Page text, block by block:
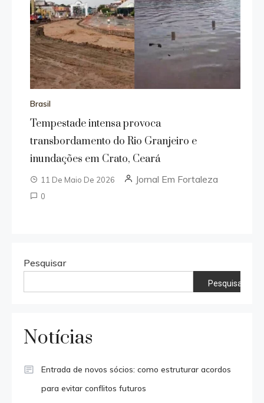
Brasil
Tempestade intensa provoca
transbordamento do Rio Granjeiro e
inundações em Crato, Ceará
11 De Maio De 2026 Jornal Em Fortaleza
0
Pesquisar
Pesquisar
Notícias
Entrada de novos sócios: como estruturar acordos
para evitar conflitos futuros